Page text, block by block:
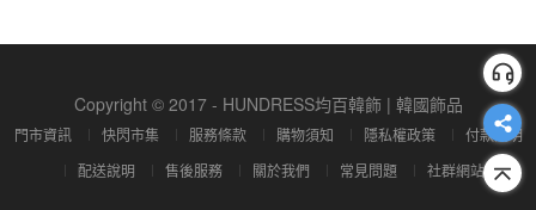
Copyright © 2017 - HUNDRESS均百韓飾 | 韓國飾品
門市資訊 快閃市集 服務條款 購物須知 隱私權政策
付款說明
配送說明
售後服務 關於我們 常見問題 社群網站